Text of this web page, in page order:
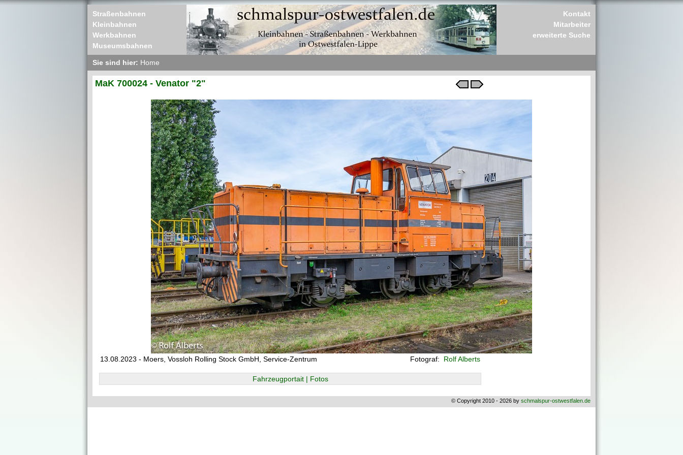
Straßenbahnen
Kleinbahnen
Werkbahnen
Museumsbahnen
Kontakt
Mitarbeiter
erweiterte Suche
Sie sind hier: Home
MaK 700024 - Venator "2"
13.08.2023 - Moers, Vossloh Rolling Stock GmbH, Service-Zentrum Fotograf: Rolf Alberts
Fahrzeugportait | Fotos
© Copyright 2010 - 2026 by schmalspur-ostwestfalen.de